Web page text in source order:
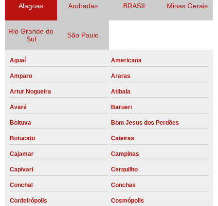
Alagoas Andradas BRASIL Minas Gerais
Rio Grande do
Sul
São Paulo
Aguaí Americana
Amparo Araras
Artur Nogueira Atibaia
Avaré Barueri
Boituva Bom Jesus dos Perdões
Botucatu Caieiras
Cajamar Campinas
Capivari Cerquilho
Conchal Conchas
Cordeirópolis Cosmópolis